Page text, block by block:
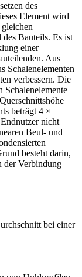
des
Element wird
des Bauteils. Es ist
einer
Aus
Schalenelementen
verbessern. Die
Schalenelemente
beträgt 4 ×
nicht
Beul- und
besteht darin,
der Verbindung
bei einer